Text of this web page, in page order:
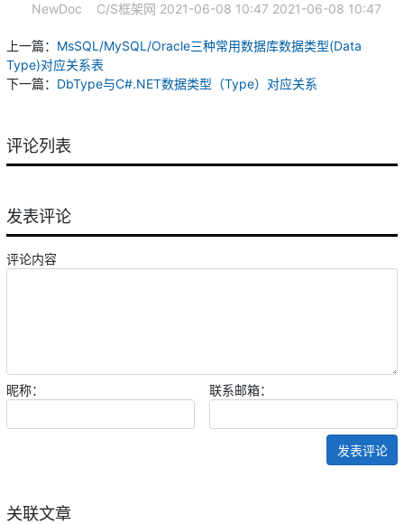
NewDoc C/S框架网 2021-06-08 10:47 2021-06-08 10:47
上一篇： MsSQL/MySQL/Oracle三种常用数据库数据类型(Data
Type)对应关系表
下一篇： DbType与C#.NET数据类型（Type）对应关系
评论列表
发表评论
评论内容
昵称： 联系邮箱：
发表评论
关联文章